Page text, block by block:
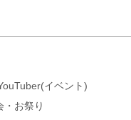
イベント)
・お祭り